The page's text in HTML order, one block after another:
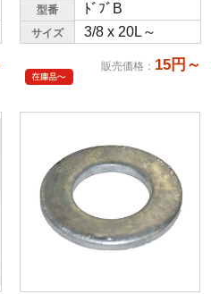
型番 ﾄﾞﾌﾞB
サイズ 3/8 x 20L～
販売価格 ： 15円～